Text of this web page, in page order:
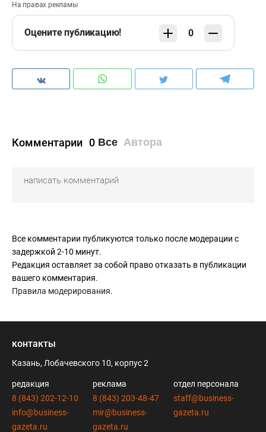
На правах рекламы
Оцените публикацию! 0
Комментарии 0 Все Автора
Все комментарии публикуются только после модерации с
задержкой 2-10 минут.
Редакция оставляет за собой право отказать в публикации
вашего комментария.
Правила модерирования.
контакты
Казань, Лобачевского 10, корпус 2
редакция
8 (843) 202-12-10
info@business-
gazeta.ru
реклама
8 (843) 203-48-47
mir@business-
gazeta.ru
отдел персонала
staff@business-
gazeta.ru